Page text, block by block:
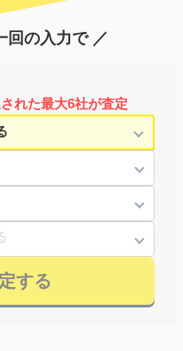
回の入力で ／
れた最大6社が査定
する